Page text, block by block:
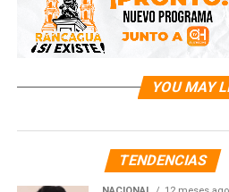
YOU MAY
TENDENCIAS